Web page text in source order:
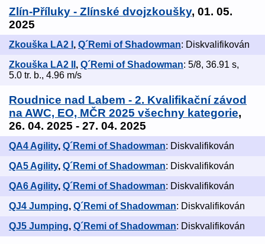
Zlín-Příluky - Zlínské dvojzkoušky, 01. 05.
2025
Zkouška LA2 I , Q´Remi of Shadowman: Diskvalifikován
Zkouška LA2 II , Q´Remi of Shadowman: 5/8, 36.91 s,
5.0 tr. b., 4.96 m/s
Roudnice nad Labem - 2. Kvalifikační závod
na AWC, EO, MČR 2025 všechny kategorie,
26. 04. 2025 - 27. 04. 2025
QA4 Agility, Q´Remi of Shadowman: Diskvalifikován
QA5 Agility, Q´Remi of Shadowman: Diskvalifikován
QA6 Agility, Q´Remi of Shadowman: Diskvalifikován
QJ4 Jumping, Q´Remi of Shadowman: Diskvalifikován
QJ5 Jumping, Q´Remi of Shadowman: Diskvalifikován